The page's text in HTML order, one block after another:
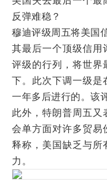
反弹难稳？
穆迪评级周五将美国
其最后一个顶级信用
评级的行列，将世界
下。此次下调一级是
一年多后进行的。该
此外，特朗普周五又
会单方面对许多贸易
释称，美国缺乏与所
力。